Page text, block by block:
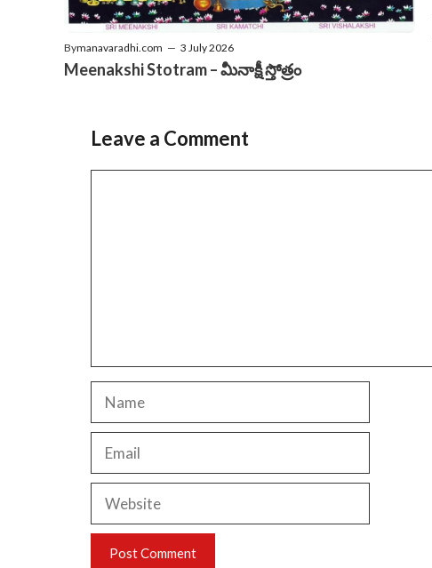
Bymanavaradhi.com — 3 July 2026
Meenakshi Stotram – మీనాక్షీ స్తోత్రం
Leave a Comment